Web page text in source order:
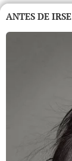
ANTES DE IRSE